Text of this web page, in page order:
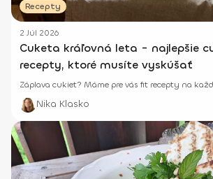
Recepty
2 Júl 2026
Cuketa kráľovná leta - najlepšie
recepty, ktoré musíte vyskúšať
Záplava cukiet? Máme pre vás fit recepty na
Nika Klasko